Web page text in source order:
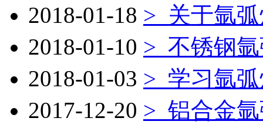
2018-01-18 > 关于氩
2018-01-10 > 不锈钢
2018-01-03 > 学习氩
2017-12-20 > 铝合金